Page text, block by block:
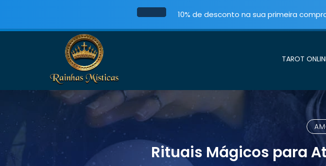
10% de desconto na sua primeira
TAROT
Rituais Mágicos para